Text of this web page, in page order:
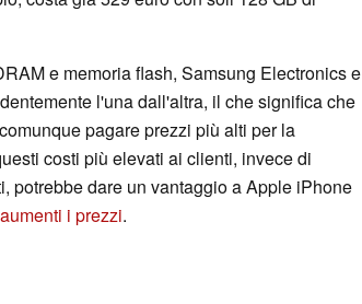
e memoria flash, Samsung Electronics e
l'una dall'altra, il che significa che
pagare prezzi più alti per la
costi più elevati ai clienti, invece di
potrebbe dare un vantaggio a Apple iPhone
i prezzi.